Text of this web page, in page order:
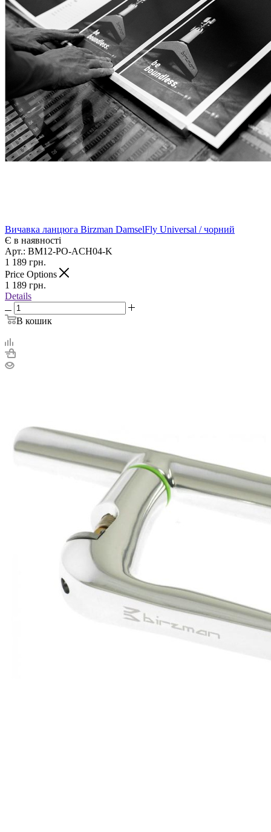
Вичавка ланцюга Birzman DamselFly Universal / чорний
Є в наявності
Арт.: BM12-PO-ACH04-K
1 189 грн.
Price Options
1 189 грн.
Details
В кошик